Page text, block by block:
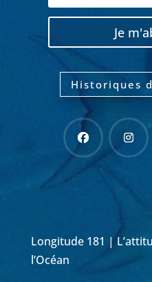
Je
Historiques
Longitude 181 |
l’Océan